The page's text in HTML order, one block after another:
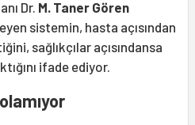
Dr. M. Taner Gören
sistemin, hasta açısından
sağlıkçılar açısındansa
ifade ediyor.